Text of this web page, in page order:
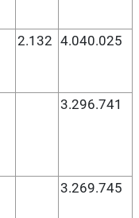
2.132 4.040.025
3.296.741
3.269.745